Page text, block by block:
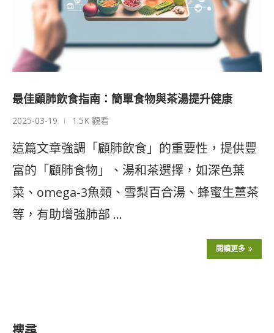
最佳顧肺飲食指南：簡單食物與茶湯提升健康
2025-03-19 1.5K 觀看
這篇文章強調「顧肺飲食」的重要性，提供豐
富的「顧肺食物」、湯和茶選擇，如深色葉
菜、omega-3魚類、雪梨百合湯、蜂蜜生薑茶
等，有助增強肺部 …
閱讀更多